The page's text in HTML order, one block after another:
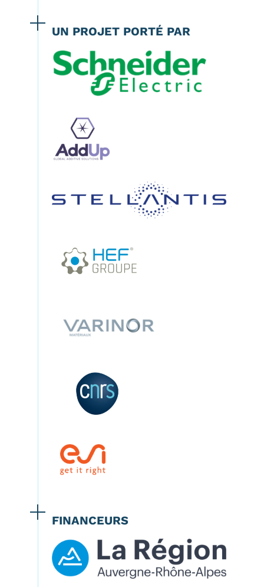
UN PROJET PORTÉ PAR
FINANCEURS